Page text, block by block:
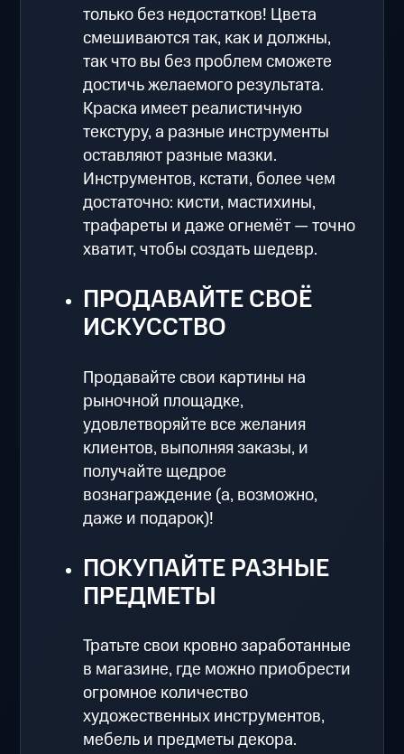
только без недостатков! Цвета
смешиваются так, как и должны,
так что вы без проблем сможете
достичь желаемого результата.
Краска имеет реалистичную
текстуру, а разные инструменты
оставляют разные мазки.
Инструментов, кстати, более чем
достаточно: кисти, мастихины,
трафареты и даже огнемёт — точно
хватит, чтобы создать шедевр.
ПРОДАВАЙТЕ СВОЁ
ИСКУССТВО
Продавайте свои картины на
рыночной площадке,
удовлетворяйте все желания
клиентов, выполняя заказы, и
получайте щедрое
вознаграждение (а, возможно,
даже и подарок)!
ПОКУПАЙТЕ РАЗНЫЕ
ПРЕДМЕТЫ
Тратьте свои кровно заработанные
в магазине, где можно приобрести
огромное количество
художественных инструментов,
мебель и предметы декора.